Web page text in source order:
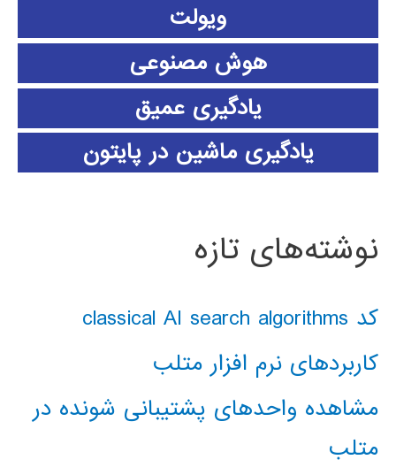
ویولت
هوش مصنوعی
یادگیری عمیق
یادگیری ماشین در پایتون
نوشته‌های تازه
کد classical AI search algorithms
کاربردهای نرم افزار متلب
مشاهده واحدهای پشتیبانی شونده در
متلب